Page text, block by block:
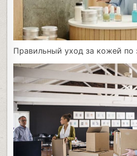
Правильный уход за кожей по